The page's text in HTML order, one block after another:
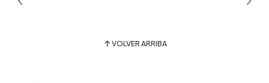
VOLVER ARRIBA